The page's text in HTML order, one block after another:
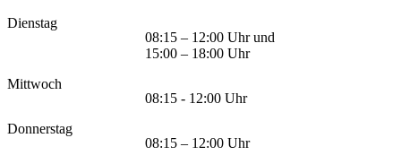
Dienstag
08:15 – 12:00 Uhr und
15:00 – 18:00 Uhr
Mittwoch
08:15 - 12:00 Uhr
Donnerstag
08:15 – 12:00 Uhr